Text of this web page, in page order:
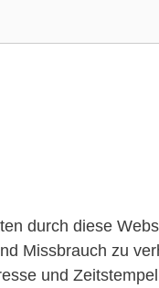
durch diese
Missbrauch zu
und